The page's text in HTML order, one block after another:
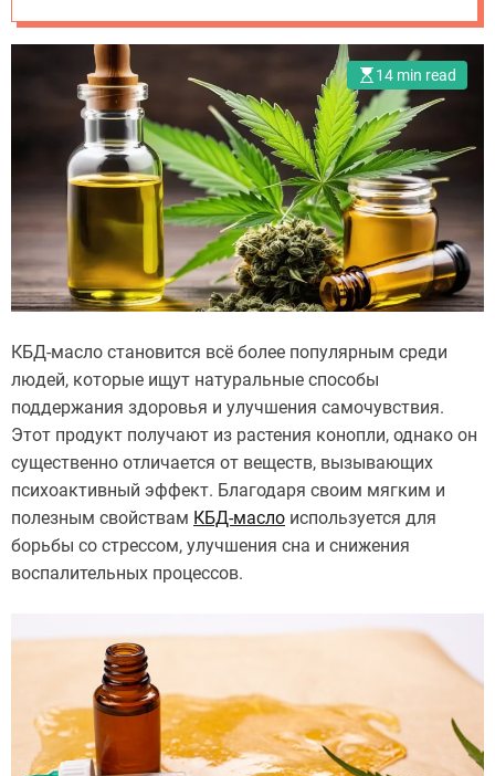
спокойствия
14 min read
КБД-масло становится всё более популярным среди
людей, которые ищут натуральные способы
поддержания здоровья и улучшения самочувствия.
Этот продукт получают из растения конопли, однако он
существенно отличается от веществ, вызывающих
психоактивный эффект. Благодаря своим мягким и
полезным свойствам КБД-масло используется для
борьбы со стрессом, улучшения сна и снижения
воспалительных процессов.